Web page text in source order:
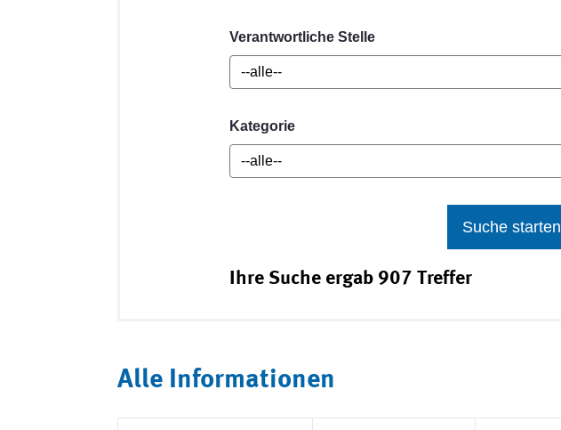
Verantwortliche Stelle
Kategorie
Suche starten
Ihre Suche ergab 907 Treffer
Alle Informationen